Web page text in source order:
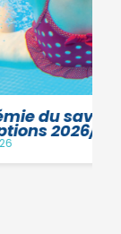
- Nouvelles